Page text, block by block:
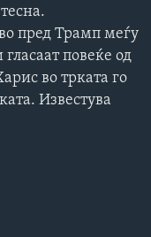
пред Трамп меѓу
повеќе од
во трката го
Известува